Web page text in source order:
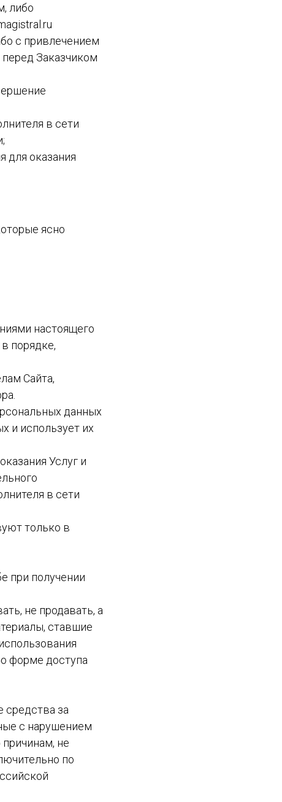
либо
с привлечением
перед Заказчиком
в сети
для оказания
ясно
настоящего
порядке,
Сайта,
данных
и использует их
Услуг и
в сети
только в
при получении
не продавать, а
ставшие
форме доступа
средства за
с нарушением
причинам, не
по